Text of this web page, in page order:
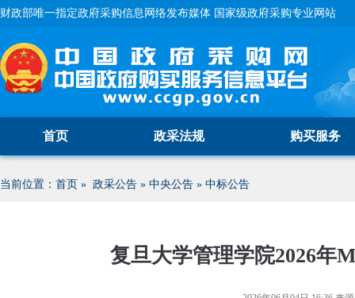
财政部唯一指定政府采购信息网络发布媒体 国家级政府采购专业网站
首页 政采法规 购买服务
当前位置： 首页 » 政采公告 » 中央公告 » 中标公告
复旦大学管理学院2026年